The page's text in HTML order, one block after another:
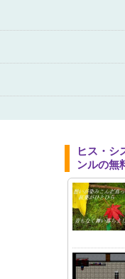
ヒス・シ
ンルの無